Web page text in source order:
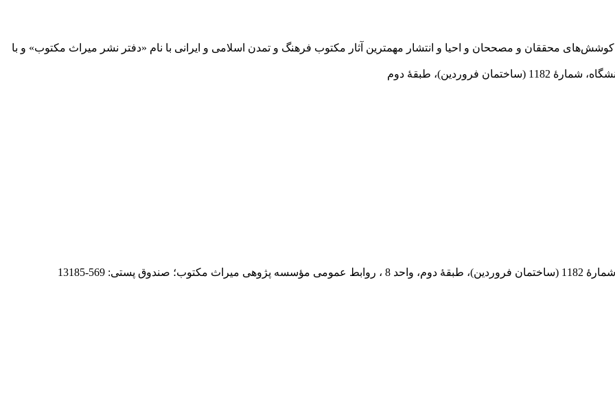
در سال 1372 ش به قصد حمایت از كوشش‌های محققان و مصححان و احیا و انتشار مهمترین آثار مكتوب فرهنگ و تمدن اسلامی و ایرانی با نام «دفتر نشر میراث مكتوب» و با
طبقۀ دوم
569-13185